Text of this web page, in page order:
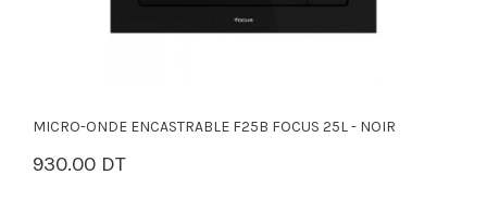
MICRO-ONDE ENCASTRABLE F25B FOCUS 25L - NOIR
930.00 DT
PANIER